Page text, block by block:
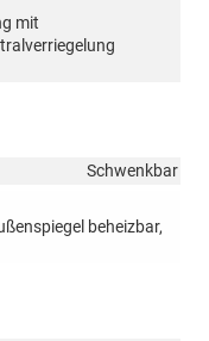
mit
Schwenkbar
beheizbar,